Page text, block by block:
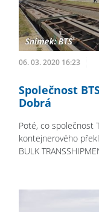
06. 03. 2020 16:23
Společnost
Dobrá
Poté, co společnost
kontejnerového
BULK